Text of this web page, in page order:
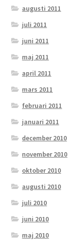
augusti 2011
juli 2011
juni 2011
maj 2011
april 2011
mars 2011
februari 2011
januari 2011
december 2010
november 2010
oktober 2010
augusti 2010
juli 2010
juni 2010
maj 2010